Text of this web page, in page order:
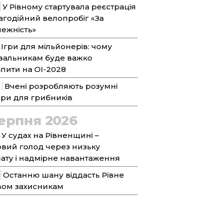
У Рівному стартувала реєстрація
велопробіг «За
Ігри для мільйонерів: чому
буде важко
на ОІ-2028
Вчені розробляють розумні
для грибників
2026
У судах на Рівненщині –
голод через низьку
і надмірне навантаження
Останню шану віддасть Рівне
захисникам